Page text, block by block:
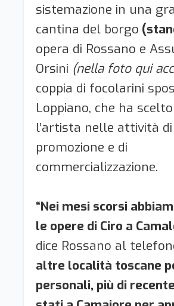
sistemazione in una
cantina del borgo
opera di Rossano e
Orsini (nella foto qui
coppia di focolarini
Loppiano, che ha
l’artista nelle attività di
promozione e di
commercializzazione.
“Nei mesi scorsi
le opere di Ciro a
dice Rossano al
altre località toscane
personali, più di